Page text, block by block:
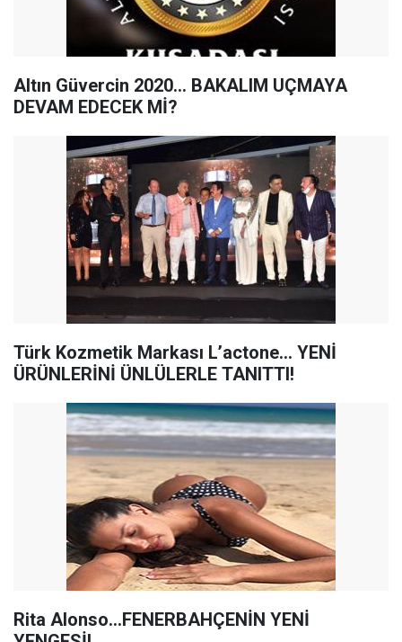
Altın Güvercin 2020… BAKALIM UÇMAYA
DEVAM EDECEK Mİ?
Türk Kozmetik Markası L’actone… YENİ
ÜRÜNLERİNİ ÜNLÜLERLE TANITTI!
Rita Alonso...FENERBAHÇENİN YENİ